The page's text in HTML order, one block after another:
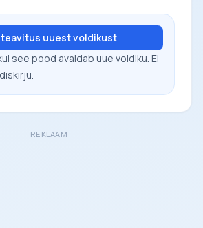
teavitus uuest voldikust
see pood avaldab uue voldiku. Ei
REKLAAM